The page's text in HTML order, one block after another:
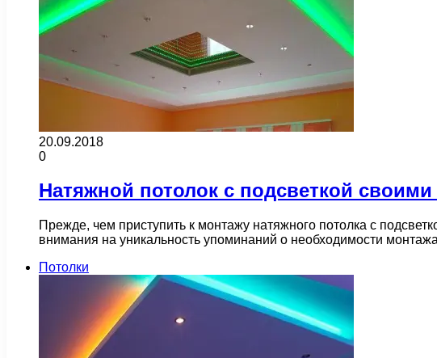
20.09.2018
0
Натяжной потолок с подсветкой своими
Прежде, чем приступить к монтажу натяжного потолка с
внимания на уникальность упоминаний о необходимости
Потолки